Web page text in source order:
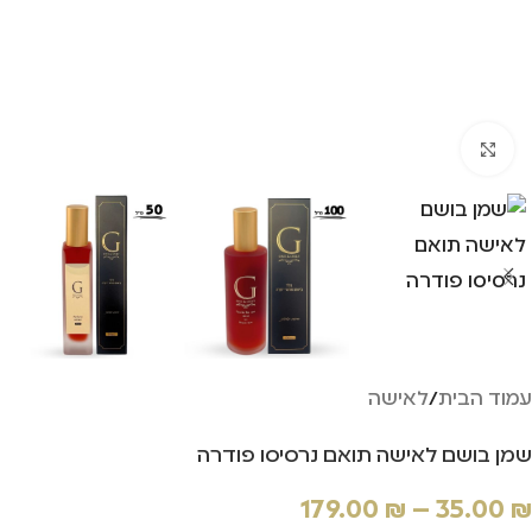
עמוד הבית/לאישה
שמן בושם לאישה תואם נרסיסו פודרה
35.00 ₪
–
179.00 ₪